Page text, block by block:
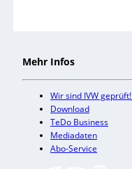
Mehr Infos
Wir sind IVW geprüft!
Download
TeDo Business
Mediadaten
Abo-Service